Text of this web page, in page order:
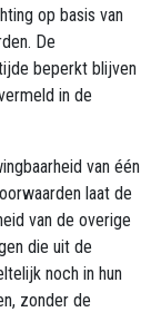
op basis van
De
beperkt blijven
in de
van één
laat de
van de overige
die uit de
noch in hun
zonder de